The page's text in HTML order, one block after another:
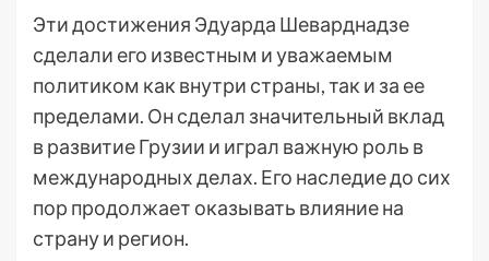
Эти достижения Эдуарда Шеварднадзе
сделали его известным и уважаемым
политиком как внутри страны, так и за ее
пределами. Он сделал значительный вклад
в развитие Грузии и играл важную роль в
международных делах. Его наследие до сих
пор продолжает оказывать влияние на
страну и регион.